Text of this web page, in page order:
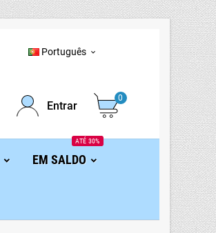
Português 
Entrar
0
EM SALDO
ATÉ 30%